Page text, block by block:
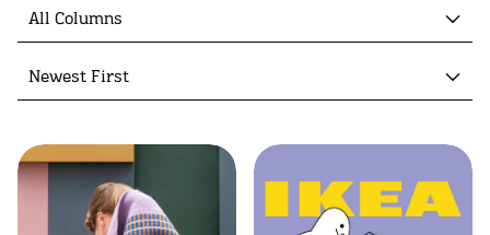
All Columns
Newest First